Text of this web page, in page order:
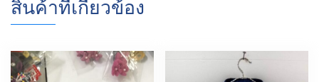
สินค้าที่เกี่ยวข้อง